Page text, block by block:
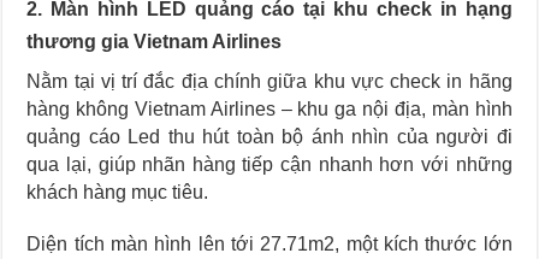
2. Màn hình LED quảng cáo tại khu check in hạng
thương gia Vietnam Airlines
Nằm tại vị trí đắc địa chính giữa khu vực check in hãng
hàng không Vietnam Airlines – khu ga nội địa, màn hình
quảng cáo Led thu hút toàn bộ ánh nhìn của người đi
qua lại, giúp nhãn hàng tiếp cận nhanh hơn với những
khách hàng mục tiêu.
Diện tích màn hình lên tới 27.71m2, một kích thước lớn